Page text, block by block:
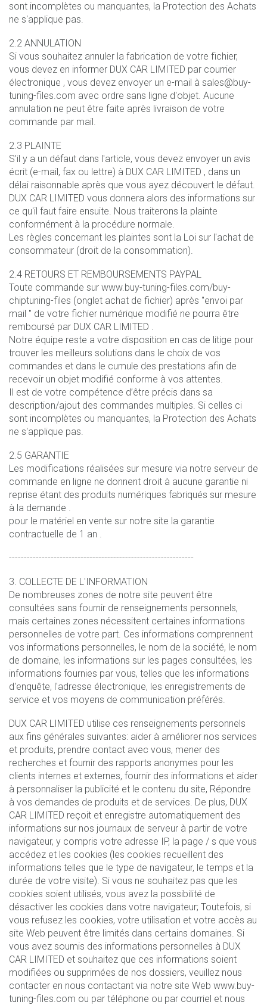
sont incomplètes ou manquantes, la Protection des Achats
ne s'applique pas.
2.2 ANNULATION
Si vous souhaitez annuler la fabrication de votre fichier,
vous devez en informer DUX CAR LIMITED par courrier
électronique , vous devez envoyer un e-mail à sales@buy-
tuning-files.com avec ordre sans ligne d'objet. Aucune
annulation ne peut être faite après livraison de votre
commande par mail.
2.3 PLAINTE
S'il y a un défaut dans l'article, vous devez envoyer un avis
écrit (e-mail, fax ou lettre) à DUX CAR LIMITED , dans un
délai raisonnable après que vous ayez découvert le défaut.
DUX CAR LIMITED vous donnera alors des informations sur
ce qu'il faut faire ensuite. Nous traiterons la plainte
conformément à la procédure normale.
Les règles concernant les plaintes sont la Loi sur l'achat de
consommateur (droit de la consommation).
2.4 RETOURS ET REMBOURSEMENTS PAYPAL
Toute commande sur www.buy-tuning-files.com/buy-
chiptuning-files (onglet achat de fichier) après "envoi par
mail " de votre fichier numérique modifié ne pourra être
remboursé par DUX CAR LIMITED .
Notre équipe reste a votre disposition en cas de litige pour
trouver les meilleurs solutions dans le choix de vos
commandes et dans le cumule des prestations afin de
recevoir un objet modifié conforme à vos attentes.
Il est de votre compétence d’être précis dans sa
description/ajout des commandes multiples. Si celles ci
sont incomplètes ou manquantes, la Protection des Achats
ne s'applique pas.
2.5 GARANTIE
Les modifications réalisées sur mesure via notre serveur de
commande en ligne ne donnent droit à aucune garantie ni
reprise étant des produits numériques fabriqués sur mesure
à la demande .
pour le matériel en vente sur notre site la garantie
contractuelle de 1 an .
--------------------------------------------------------------
3. COLLECTE DE L'INFORMATION
De nombreuses zones de notre site peuvent être
consultées sans fournir de renseignements personnels,
mais certaines zones nécessitent certaines informations
personnelles de votre part. Ces informations comprennent
vos informations personnelles, le nom de la société, le nom
de domaine, les informations sur les pages consultées, les
informations fournies par vous, telles que les informations
d'enquête, l'adresse électronique, les enregistrements de
service et vos moyens de communication préférés.
DUX CAR LIMITED utilise ces renseignements personnels
aux fins générales suivantes: aider à améliorer nos services
et produits, prendre contact avec vous, mener des
recherches et fournir des rapports anonymes pour les
clients internes et externes, fournir des informations et aider
à personnaliser la publicité et le contenu du site, Répondre
à vos demandes de produits et de services. De plus, DUX
CAR LIMITED reçoit et enregistre automatiquement des
informations sur nos journaux de serveur à partir de votre
navigateur, y compris votre adresse IP, la page / s que vous
accédez et les cookies (les cookies recueillent des
informations telles que le type de navigateur, le temps et la
durée de votre visite). Si vous ne souhaitez pas que les
cookies soient utilisés, vous avez la possibilité de
désactiver les cookies dans votre navigateur; Toutefois, si
vous refusez les cookies, votre utilisation et votre accès au
site Web peuvent être limités dans certains domaines. Si
vous avez soumis des informations personnelles à DUX
CAR LIMITED et souhaitez que ces informations soient
modifiées ou supprimées de nos dossiers, veuillez nous
contacter en nous contactant via notre site Web www.buy-
tuning-files.com ou par téléphone ou par courriel et nous